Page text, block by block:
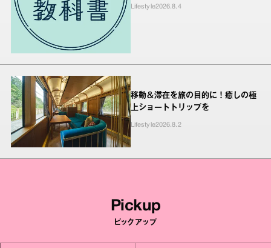
Lifestyle2026.8.4
移動＆滞在を旅の目的に！癒しの極
上ショートトリップを
Lifestyle2026.8.2
Pickup
ピックアップ